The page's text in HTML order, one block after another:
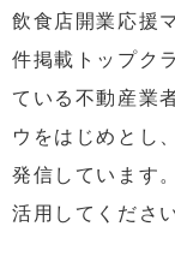
飲食店開業応援
件掲載トップク
ている不動産業
ウをはじめとし
発信しています
活用してくださ